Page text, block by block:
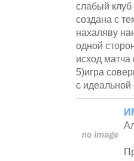
слабый
создана с
нахаляву
одной
исход матча
5)игра
с